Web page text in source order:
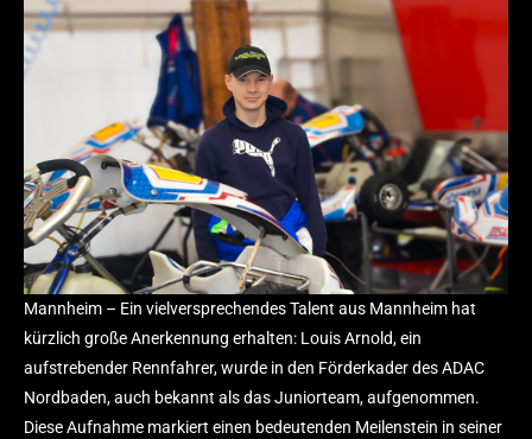
Lehrreicher Einstand in Seniorklasse 25 Apr.
Louis Arnold im Förderkader des ADAC Nordbaden
Zurück im Cockpit: Louis Arnold startet neues Kapitel auf der
legendären Rennstrecke von Spa-Francorchamps
10 Nov.
Mannheim – Ein vielversprechendes Talent aus Mannheim hat
kürzlich große Anerkennung erhalten: Louis Arnold, ein
aufstrebender Rennfahrer, wurde in den Förderkader des ADAC
Nordbaden, auch bekannt als das Juniorteam, aufgenommen.
Diese Aufnahme markiert einen bedeutenden Meilenstein in seiner